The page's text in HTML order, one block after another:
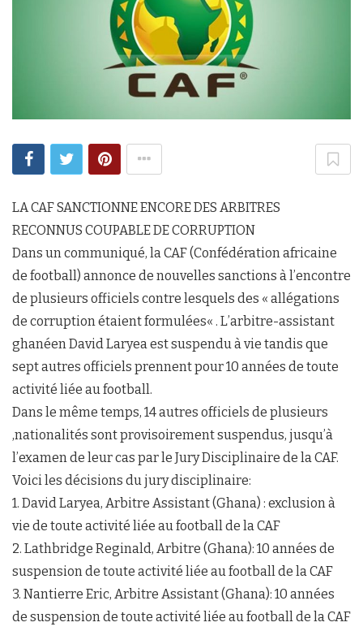
LA CAF SANCTIONNE ENCORE DES ARBITRES
RECONNUS COUPABLE DE CORRUPTION
Dans un communiqué, la CAF (Confédération africaine
de football) annonce de nouvelles sanctions à l’encontre
de plusieurs officiels contre lesquels des « allégations
de corruption étaient formulées« . L’arbitre-assistant
ghanéen David Laryea est suspendu à vie tandis que
sept autres officiels prennent pour 10 années de toute
activité liée au football.
Dans le même temps, 14 autres officiels de plusieurs
,nationalités sont provisoirement suspendus, jusqu’à
l’examen de leur cas par le Jury Disciplinaire de la CAF.
Voici les décisions du jury disciplinaire:
1. David Laryea, Arbitre Assistant (Ghana) : exclusion à
vie de toute activité liée au football de la CAF
2. Lathbridge Reginald, Arbitre (Ghana): 10 années de
suspension de toute activité liée au football de la CAF
3. Nantierre Eric, Arbitre Assistant (Ghana): 10 années
de suspension de toute activité liée au football de la CAF